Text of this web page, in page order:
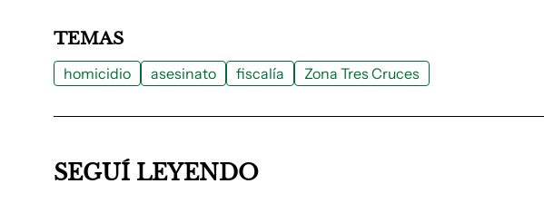
TEMAS
homicidio asesinato fiscalía Zona Tres Cruces
SEGUÍ LEYENDO